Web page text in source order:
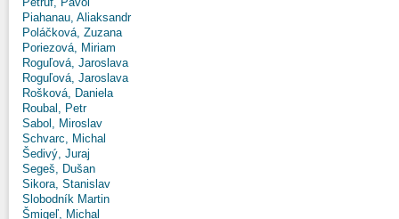
Piahanau, Aliaksandr
Poláčková, Zuzana
Poriezová, Miriam
Roguľová, Jaroslava
Roguľová, Jaroslava
Rošková, Daniela
Roubal, Petr
Sabol, Miroslav
Schvarc, Michal
Šedivý, Juraj
Segeš, Dušan
Sikora, Stanislav
Slobodník Martin
Šmigeľ, Michal